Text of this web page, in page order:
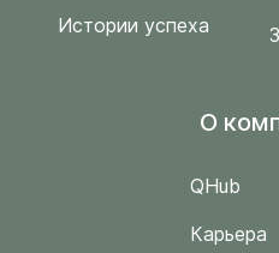
Истории успеха
O
QHub
Карьера